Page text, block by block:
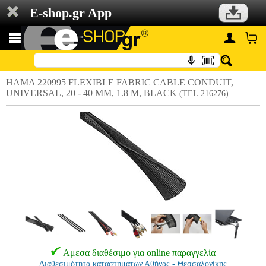
E-shop.gr App
HAMA 220995 FLEXIBLE FABRIC CABLE CONDUIT,
UNIVERSAL, 20 - 40 MM, 1.8 M, BLACK (TEL.216276)
Αμεσα διαθέσιμο για online παραγγελία
Διαθεσιμότητα καταστημάτων Αθήνας - Θεσσαλονίκης